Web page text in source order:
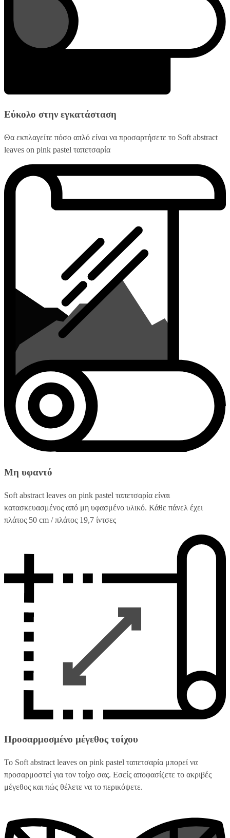
Εύκολο στην εγκατάσταση
Θα εκπλαγείτε πόσο απλό είναι να προσαρτήσετε το Soft abstract
leaves on pink pastel ταπετσαρία
Μη υφαντό
Soft abstract leaves on pink pastel ταπετσαρία είναι
κατασκευασμένος από μη υφασμένο υλικό. Κάθε πάνελ έχει
πλάτος 50 cm / πλάτος 19,7 ίντσες
Προσαρμοσμένο μέγεθος τοίχου
Το Soft abstract leaves on pink pastel ταπετσαρία μπορεί να
προσαρμοστεί για τον τοίχο σας. Εσείς αποφασίζετε το ακριβές
μέγεθος και πώς θέλετε να το περικόψετε.